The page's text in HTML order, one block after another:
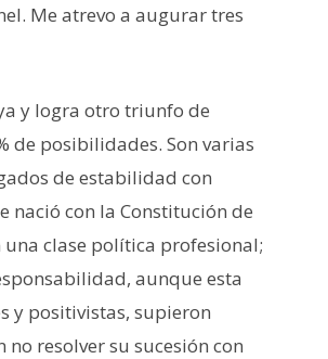
Me atrevo a augurar tres
y logra otro triunfo de
de posibilidades. Son varias
de estabilidad con
nació con la Constitución de
clase política profesional;
aunque esta
y positivistas, supieron
resolver su sucesión con